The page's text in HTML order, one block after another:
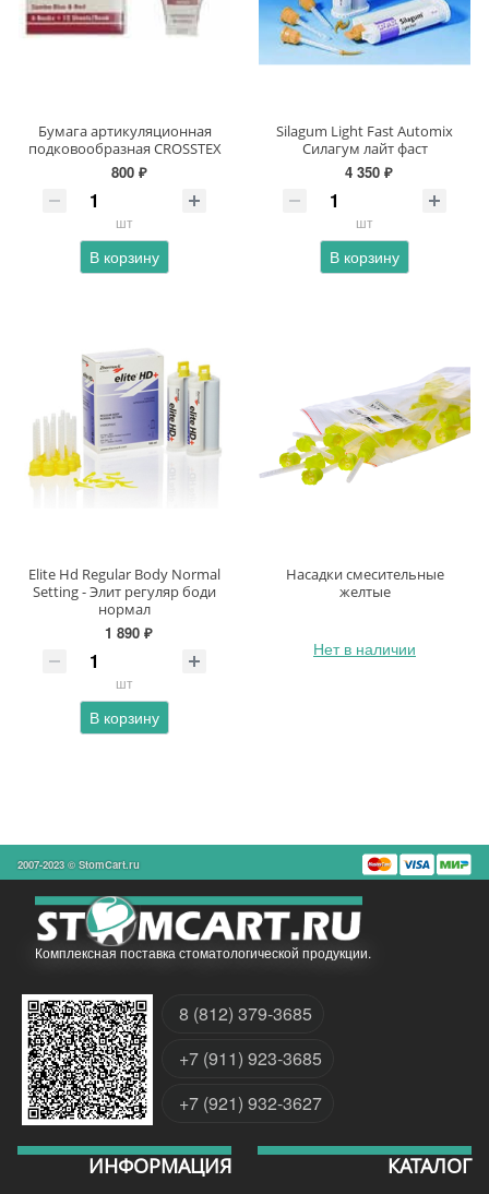
Бумага артикуляционная
подковообразная CROSSTEX
800 ₽
шт
В корзину
Silagum Light Fast Automix
Силагум лайт фаст
4 350 ₽
шт
В корзину
Elite Hd Regular Body Normal
Setting - Элит регуляр боди
нормал
1 890 ₽
шт
В корзину
Насадки смесительные
желтые
Нет в наличии
2007-2023 © StomCart.ru
Комплексная поставка стоматологической продукции.
8 (812) 379-3685
+7 (911) 923-3685
+7 (921) 932-3627
ИНФОРМАЦИЯ КАТАЛОГ